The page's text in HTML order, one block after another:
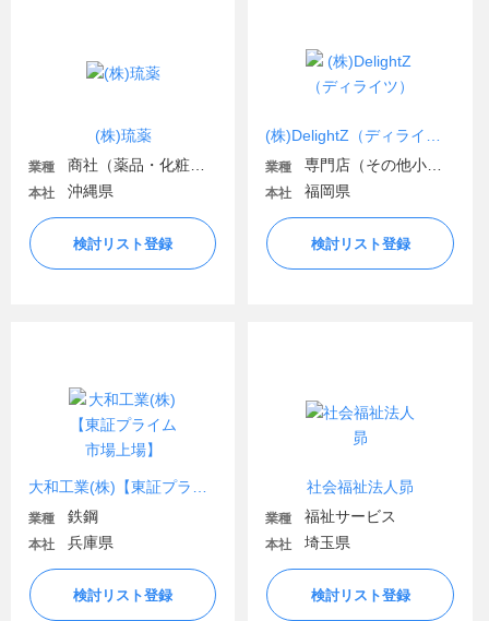
(株)琉薬
業種
本社 沖縄県
検討リスト登録
業種
本社 福岡県
検討リスト登録
業種 鉄鋼
本社 兵庫県
検討リスト登録
社会福祉法人昴
業種 福祉サービス
本社 埼玉県
検討リスト登録